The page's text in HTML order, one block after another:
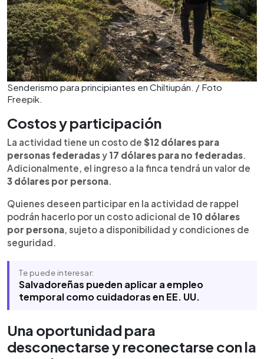
Senderismo para principiantes en Chiltiupán. / Foto
Freepik.
Costos y participación
La actividad tiene un costo de $12 dólares para
personas federadasy 17 dólares para no federadas.
Adicionalmente, el ingreso a la finca tendrá un valor de
3 dólares por persona.
Quienes deseen participar en la actividad de rappel
podrán hacerlo por un costo adicional de 10 dólares
por persona, sujeto a disponibilidad y condiciones de
seguridad.
Te puede interesar:
Salvadoreñas pueden aplicar a empleo
temporal como cuidadoras en EE. UU.
Una oportunidad para
desconectarse y reconectarse con la